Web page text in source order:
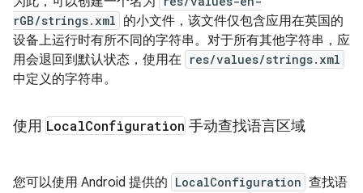
rGB/strings.xml 的小文件，该文件仅包含应用在英国的
设备上运行时有所不同的字符串。对于所有其他字符串，应
用会退回到默认状态，使用在 res/values/strings.xml
中定义的字符串。
使用 LocalConfiguration 手动查找语言区域
您可以使用 Android 提供的 LocalConfiguration 查找语